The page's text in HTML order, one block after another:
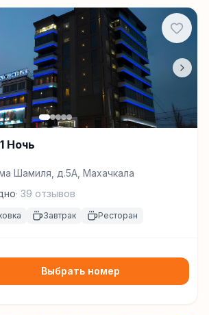
Ночь
Шамиля, д.5А, Махачкала
· 39 отзывов
Завтрак Ресторан
Выбрать номер